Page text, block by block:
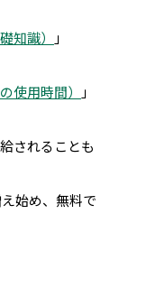
知識）
」
使用時間）
」
されることも
始め、無料で